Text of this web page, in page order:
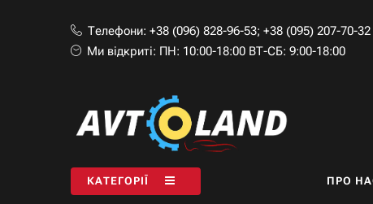
Телефони: +38 (096) 828-96-53; +38 (095) 207-70-32
Ми відкриті: ПН: 10:00-18:00 ВТ-СБ: 9:00-18:00
КАТЕГОРІЇ ПРО